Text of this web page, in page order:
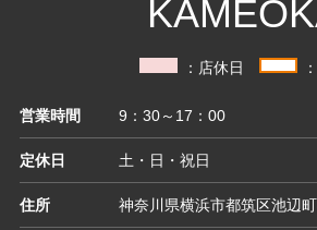
：店休日
営業時間 9：30～17：00
定休日 土・日・祝日
住所 神奈川県横浜市都筑区池辺